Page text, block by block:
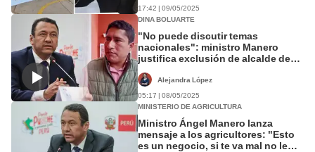
17:42 | 09/05/2025
DINA BOLUARTE
"No puede discutir temas
nacionales": ministro Manero
justifica exclusión de alcalde de
BoluarteAlejandra López
05:17 | 08/05/2025
MINISTERIO DE AGRICULTURA
Ministro Ángel Manero lanza
mensaje a los agricultores: "Esto
es un negocio, si te va mal no le